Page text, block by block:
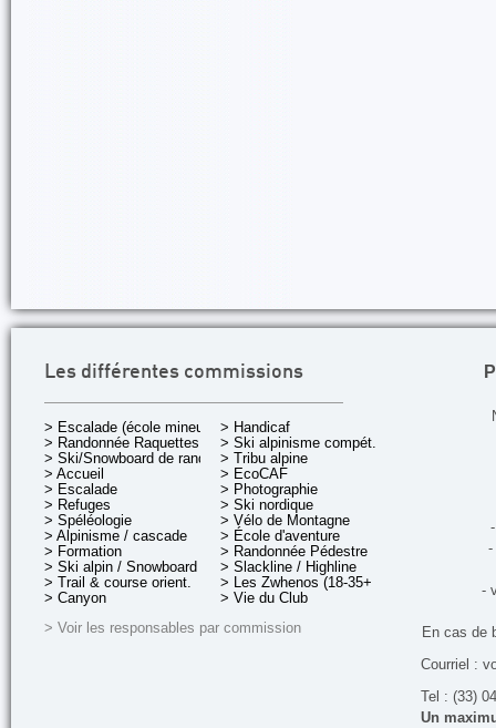
Les différentes commissions
> Escalade (école mineurs)
> Randonnée Raquettes
> Ski/Snowboard de rando.
> Accueil
> Escalade
> Refuges
> Spéléologie
> Alpinisme / cascade
> Formation
> Ski alpin / Snowboard
> Trail & course orient.
> Canyon
> Handicaf
> Ski alpinisme compét.
> Tribu alpine
> EcoCAF
> Photographie
> Ski nordique
> Vélo de Montagne
> École d'aventure
> Randonnée Pédestre
> Slackline / Highline
> Les Zwhenos (18-35+ ans)
> Vie du Club
> Voir les responsables par commission
-
-
En cas de
Courriel :
Tel : (33)
Un